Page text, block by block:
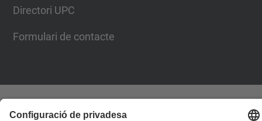
Directori UPC
Formulari de contacte
Canals i Ports de Barcelona